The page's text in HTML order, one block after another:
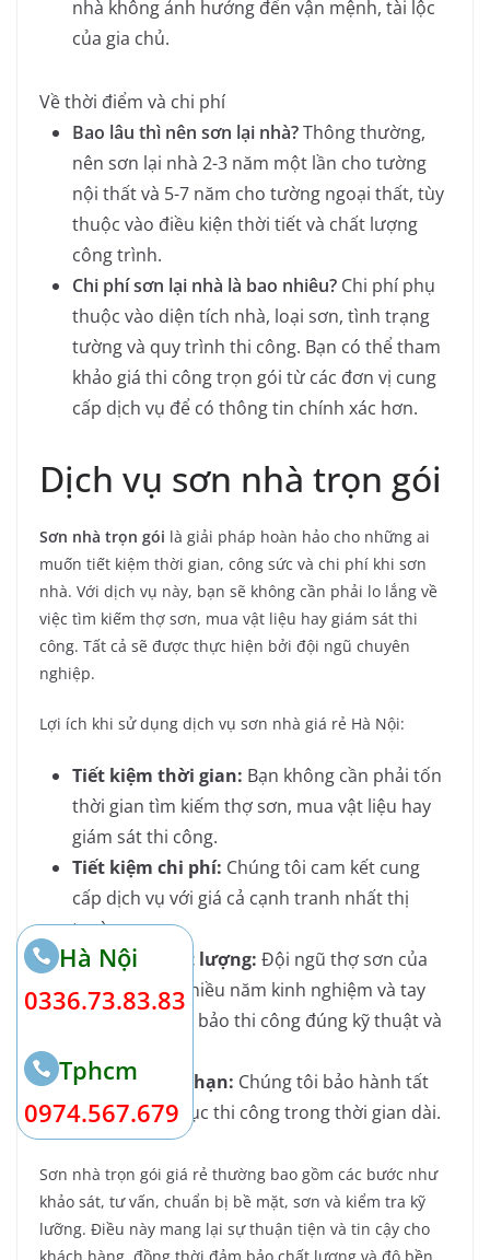
nhà không ảnh hưởng đến vận mệnh, tài lộc
của gia chủ.
Về thời điểm và chi phí
Bao lâu thì nên sơn lại nhà?Thông thường,
nên sơn lại nhà 2-3 năm một lần cho tường
nội thất và 5-7 năm cho tường ngoại thất, tùy
thuộc vào điều kiện thời tiết và chất lượng
công trình.
Chi phí sơn lại nhà là bao nhiêu? Chi phí phụ
thuộc vào diện tích nhà, loại sơn, tình trạng
tường và quy trình thi công. Bạn có thể tham
khảo giá thi công trọn gói từ các đơn vị cung
cấp dịch vụ để có thông tin chính xác hơn.
Dịch vụ sơn nhà trọn gói
Sơn nhà trọn gói là giải pháp hoàn hảo cho những ai
muốn tiết kiệm thời gian, công sức và chi phí khi sơn
nhà. Với dịch vụ này, bạn sẽ không cần phải lo lắng về
việc tìm kiếm thợ sơn, mua vật liệu hay giám sát thi
công. Tất cả sẽ được thực hiện bởi đội ngũ chuyên
nghiệp.
Lợi ích khi sử dụng dịch vụ sơn nhà giá rẻ Hà Nội:
Tiết kiệm thời gian: Bạn không cần phải tốn
thời gian tìm kiếm thợ sơn, mua vật liệu hay
giám sát thi công.
Tiết kiệm chi phí: Chúng tôi cam kết cung
cấp dịch vụ với giá cả cạnh tranh nhất thị
trường.
Đảm bảo chất lượng: Đội ngũ thợ sơn của
chúng tôi có nhiều năm kinh nghiệm và tay
nghề cao, đảm bảo thi công đúng kỹ thuật và
Bảo hành dài hạn: Chúng tôi bảo hành tất
cả các hạng mục thi công trong thời gian dài.
Sơn nhà trọn gói giá rẻ thường bao gồm các bước như
khảo sát, tư vấn, chuẩn bị bề mặt, sơn và kiểm tra kỹ
lưỡng. Điều này mang lại sự thuận tiện và tin cậy cho
khách hàng, đồng thời đảm bảo chất lượng và độ bền
Hà Nội
0336.73.83.83
Tphcm
0974.567.679